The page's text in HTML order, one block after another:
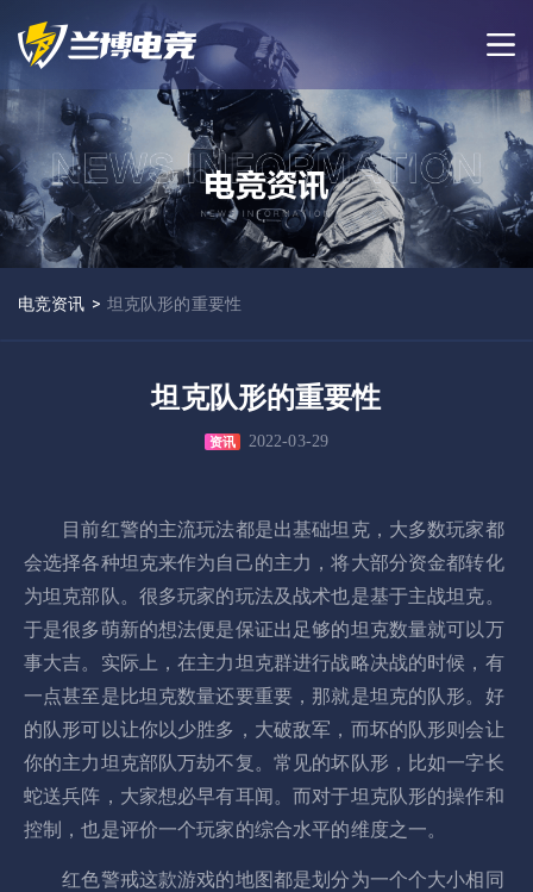
电竞资讯 > 坦克队形的重要性
坦克队形的重要性
资讯 2022-03-29
目前红警的主流玩法都是出基础坦克，大多数玩家都
会选择各种坦克来作为自己的主力，将大部分资金都转化
为坦克部队。很多玩家的玩法及战术也是基于主战坦克。
于是很多萌新的想法便是保证出足够的坦克数量就可以万
事大吉。实际上，在主力坦克群进行战略决战的时候，有
一点甚至是比坦克数量还要重要，那就是坦克的队形。好
的队形可以让你以少胜多，大破敌军，而坏的队形则会让
你的主力坦克部队万劫不复。常见的坏队形，比如一字长
蛇送兵阵，大家想必早有耳闻。而对于坦克队形的操作和
控制，也是评价一个玩家的综合水平的维度之一。
红色警戒这款游戏的地图都是划分为一个个大小相同